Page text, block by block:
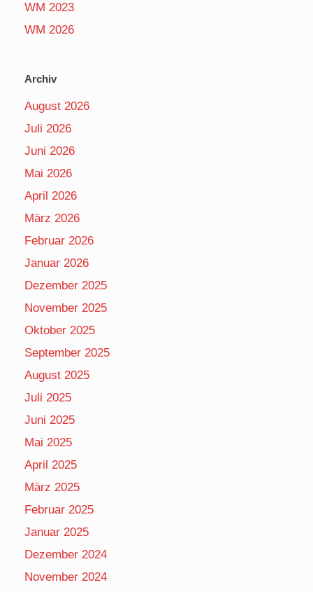
WM 2023
WM 2026
Archiv
August 2026
Juli 2026
Juni 2026
Mai 2026
April 2026
März 2026
Februar 2026
Januar 2026
Dezember 2025
November 2025
Oktober 2025
September 2025
August 2025
Juli 2025
Juni 2025
Mai 2025
April 2025
März 2025
Februar 2025
Januar 2025
Dezember 2024
November 2024